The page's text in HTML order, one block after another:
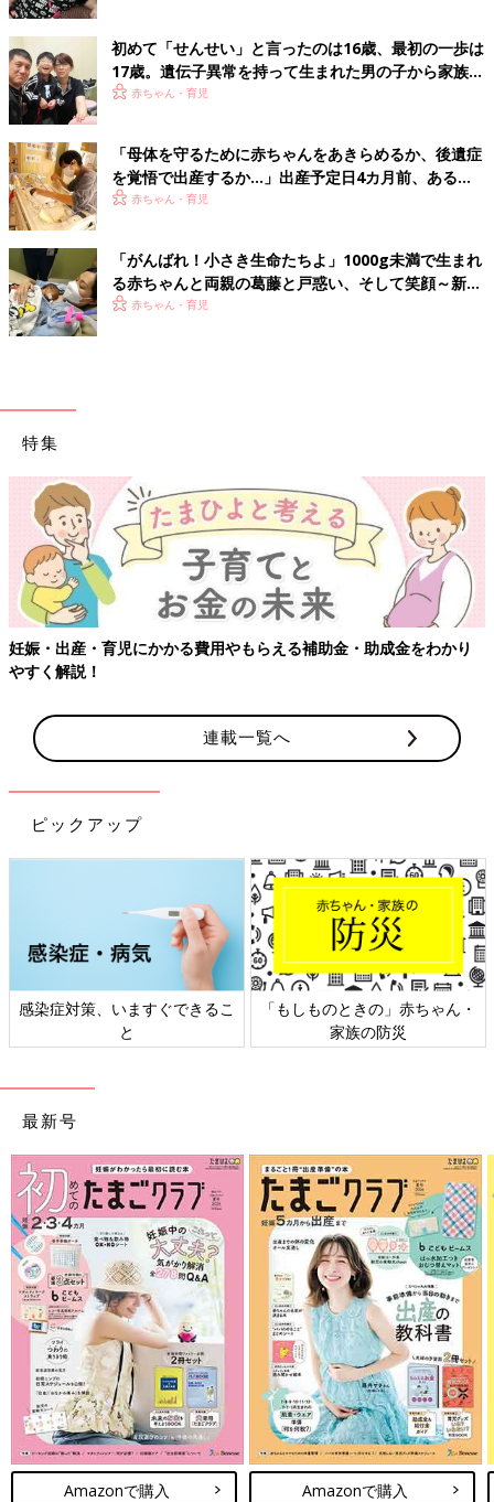
初めて「せんせい」と言ったのは16歳、最初の一歩は
17歳。遺伝子異常を持って生まれた男の子から家族が
得たものは？～新生児医療の現場から～【新生児科
赤ちゃん・育児
「母体を守るために赤ちゃんをあきらめるか、後遺症
を覚悟で出産するか…」出産予定日4カ月前、ある家
族の選択と決意〜新生児医療の現場から〜【新生児科
赤ちゃん・育児
「がんばれ！小さき生命たちよ」1000g未満で生まれ
る赤ちゃんと両親の葛藤と戸惑い、そして笑顔～新生
児医療の現場から～【新生児科医・豊島勝昭】
赤ちゃん・育児
特集
妊娠・出産・育児にかかる費用やもらえる補助金・助成金をわかり
やすく解説！
連載一覧へ
ピックアップ
感染症対策、いますぐできるこ
と
「もしものときの」赤ちゃん・
家族の防災
最新号
Amazonで購入 Amazonで購入